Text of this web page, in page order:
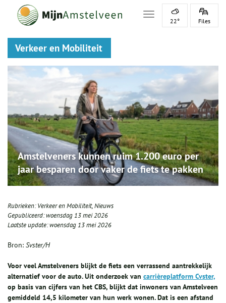
Toggle navigation
22° Files
Verkeer en Mobiliteit
Amstelveners kunnen ruim 1.200 euro per
jaar besparen door vaker de fiets te pakken
Rubrieken:Verkeer en Mobiliteit,Nieuws
Gepubliceerd:woensdag 13 mei 2026
Laatste update:woensdag 13 mei 2026
Bron: Svster/H
Voor veel Amstelveners blijkt de fiets een verrassend aantrekkelijk
alternatief voor de auto. Uit onderzoek van carrièreplatform Cvster,
op basis van cijfers van het CBS, blijkt dat inwoners van Amstelveen
gemiddeld 14,5 kilometer van hun werk wonen. Dat is een afstand